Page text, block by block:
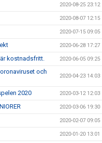
2020-08-25 23:12
2020-08-07 12:15
2020-07-15 09:05
2020-06-28 17:27
kostnadsfritt. 2020-06-05 09:25
och
2020-04-23 14:03
2020 2020-03-12 12:03
2020-03-06 19:30
2020-02-07 09:05
2020-01-20 13:01